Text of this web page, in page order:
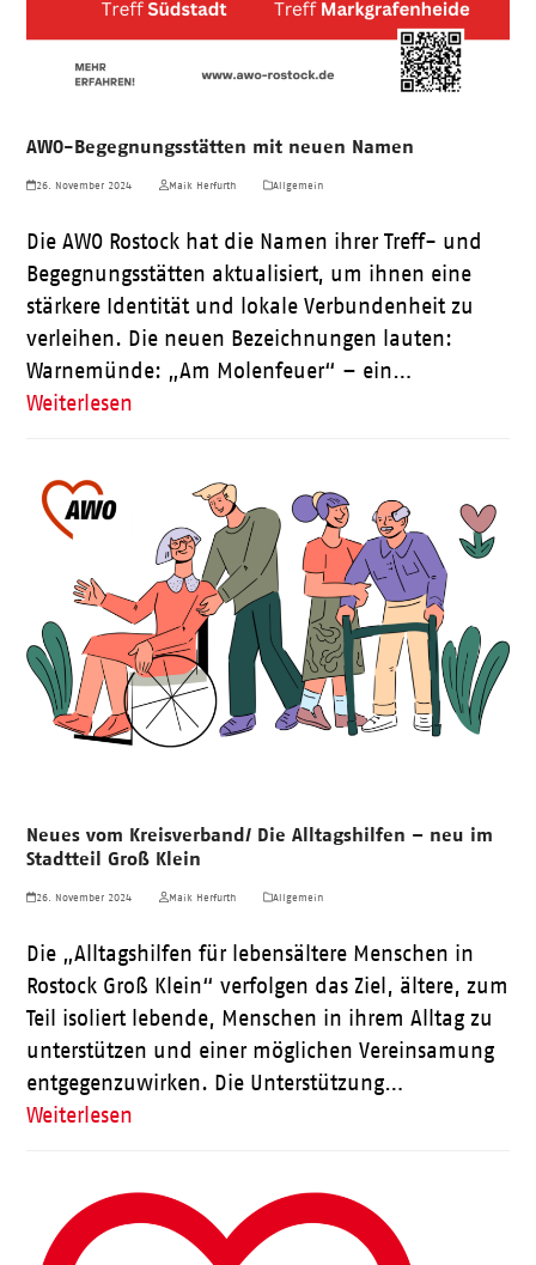
AWO-Begegnungsstätten mit neuen Namen
26. November 2024 Maik Herfurth Allgemein
Die AWO Rostock hat die Namen ihrer Treff- und
Begegnungsstätten aktualisiert, um ihnen eine
stärkere Identität und lokale Verbundenheit zu
verleihen. Die neuen Bezeichnungen lauten:
Warnemünde: „Am Molenfeuer“ – ein…
Weiterlesen
Neues vom Kreisverband/ Die Alltagshilfen – neu im
Stadtteil Groß Klein
26. November 2024 Maik Herfurth Allgemein
Die „Alltagshilfen für lebensältere Menschen in
Rostock Groß Klein“ verfolgen das Ziel, ältere, zum
Teil isoliert lebende, Menschen in ihrem Alltag zu
unterstützen und einer möglichen Vereinsamung
entgegenzuwirken. Die Unterstützung…
Weiterlesen